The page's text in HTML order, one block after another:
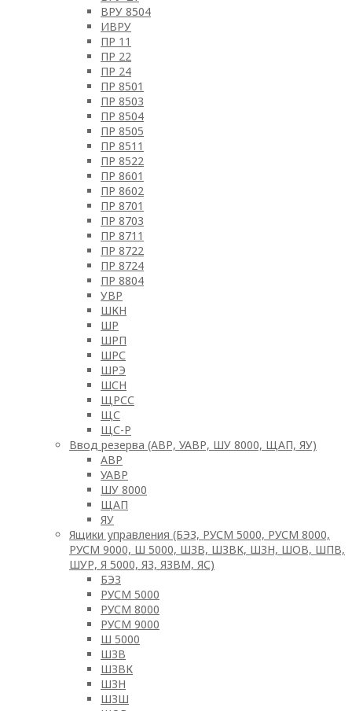
ВРУ 8504
ИВРУ
ПР 11
ПР 22
ПР 24
ПР 8501
ПР 8503
ПР 8504
ПР 8505
ПР 8511
ПР 8522
ПР 8601
ПР 8602
ПР 8701
ПР 8703
ПР 8711
ПР 8722
ПР 8724
ПР 8804
УВР
ШКН
ШР
ШРП
ШРС
ШРЭ
ШСН
ЩРСС
ЩС
ЩС-Р
Ввод резерва (АВР, УАВР, ШУ 8000, ЩАП, ЯУ)
АВР
УАВР
ШУ 8000
ЩАП
ЯУ
Ящики управления (БЭЗ, РУСМ 5000, РУСМ 8000,
РУСМ 9000, Ш 5000, ШЗВ, ШЗВК, ШЗН, ШОВ, ШПВ,
ШУР, Я 5000, ЯЗ, ЯЗВМ, ЯС)
БЭЗ
РУСМ 5000
РУСМ 8000
РУСМ 9000
Ш 5000
ШЗВ
ШЗВК
ШЗН
ШЗШ